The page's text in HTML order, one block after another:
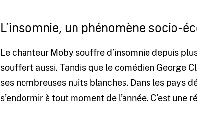
L’insomnie, un phénomène socio-
Le chanteur Moby souffre d’insomnie depuis
souffert aussi. Tandis que le comédien George
ses nombreuses nuits blanches. Dans les pays
s’endormir à tout moment de l’année. C’est une